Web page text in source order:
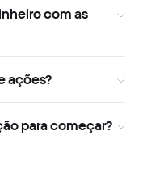
com as
ações?
para começar?